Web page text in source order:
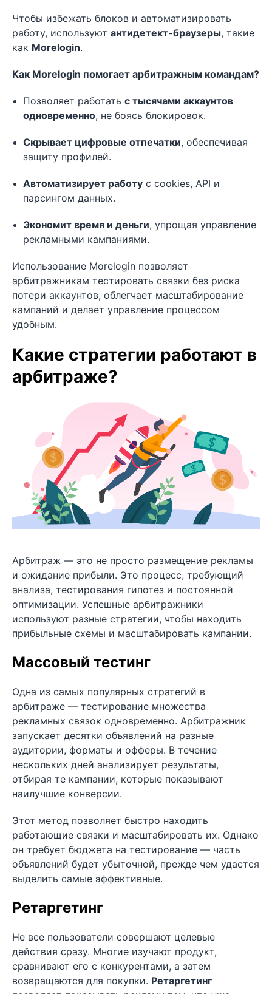
Чтобы избежать блоков и автоматизировать
работу, используют антидетект-браузеры, такие
как Morelogin.
Как Morelogin помогает арбитражным командам?
Позволяет работать с тысячами аккаунтов
одновременно, не боясь блокировок.
Скрывает цифровые отпечатки, обеспечивая
защиту профилей.
Автоматизирует работу с cookies, API и
парсингом данных.
Экономит время и деньги, упрощая управление
рекламными кампаниями.
Использование Morelogin позволяет
арбитражникам тестировать связки без риска
потери аккаунтов, облегчает масштабирование
кампаний и делает управление процессом
удобным.
Какие стратегии работают в
арбитраже?
Арбитраж — это не просто размещение рекламы
и ожидание прибыли. Это процесс, требующий
анализа, тестирования гипотез и постоянной
оптимизации. Успешные арбитражники
используют разные стратегии, чтобы находить
прибыльные схемы и масштабировать кампании.
Массовый тестинг
Одна из самых популярных стратегий в
арбитраже — тестирование множества
рекламных связок одновременно. Арбитражник
запускает десятки объявлений на разные
аудитории, форматы и офферы. В течение
нескольких дней анализирует результаты,
отбирая те кампании, которые показывают
наилучшие конверсии.
Этот метод позволяет быстро находить
работающие связки и масштабировать их. Однако
он требует бюджета на тестирование — часть
объявлений будет убыточной, прежде чем удастся
выделить самые эффективные.
Ретаргетинг
Не все пользователи совершают целевые
действия сразу. Многие изучают продукт,
сравнивают его с конкурентами, а затем
возвращаются для покупки. Ретаргетинг